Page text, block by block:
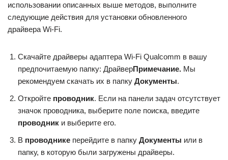
использовании описанных выше методов, выполните
следующие действия для установки обновленного
драйвера Wi-Fi.
Скачайте драйверы адаптера Wi-Fi Qualcomm в вашу
предпочитаемую папку: ДрайверПримечание. Мы
рекомендуем скачать их в папку Документы.
Откройте проводник. Если на панели задач отсутствует
значок проводника, выберите поле поиска, введите
проводник и выберите его.
В проводнике перейдите в папку Документы или в
папку, в которую были загружены драйверы.